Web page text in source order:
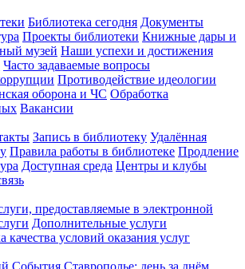
Библиотека сегодня Документы
Проекты библиотеки Книжные дары и
музей Наши успехи и достижения
Часто задаваемые вопросы
Противодействие идеологии
оборона и ЧС Обработка
Вакансии
Запись в библиотеку Удалённая
Правила работы в библиотеке Продление
Доступная среда Центры и клубы
предоставляемые в электронной
Дополнительные услуги
качества условий оказания услуг
События Ставрополье: день за днём